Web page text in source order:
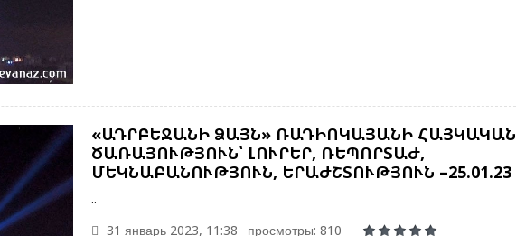
«ԱԴՐԲԵՋԱՆԻ ՁԱՅՆ» ՌԱԴԻՈԿԱՅԱՆԻ ՀԱՅԿԱԿԱՆ
ԾԱՌԱՅՈՒԹՅՈՒՆ՝ ԼՈՒՐԵՐ, ՌԵՊՈՐՏԱԺ,
ՄԵԿՆԱԲԱՆՈՒԹՅՈՒՆ, ԵՐԱԺՇՏՈՒԹՅՈՒՆ –25.01.23
..
31 январь 2023, 11:38
просмотры: 810